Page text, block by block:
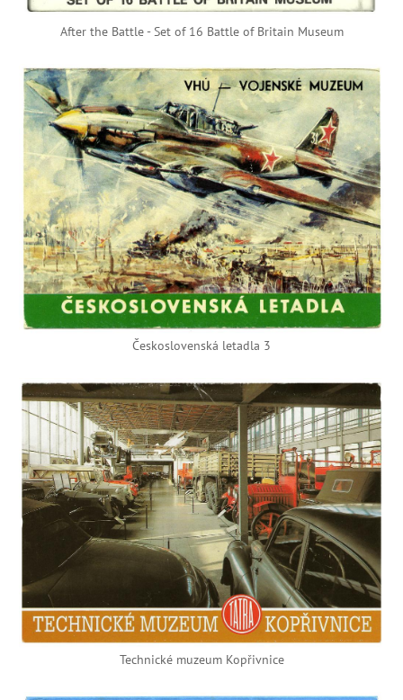
After the Battle - Set of 16 Battle of Britain Museum
Československá letadla 3
Technické muzeum Kopřivnice